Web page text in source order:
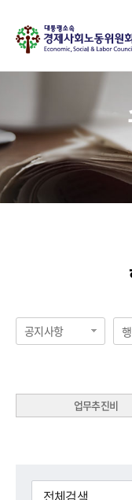
공지사항
업무추진비